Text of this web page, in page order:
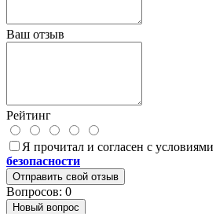
Ваш отзыв
Рейтинг
Я прочитал и согласен с условиями
безопасности
Отправить свой отзыв
Вопросов: 0
Новый вопрос